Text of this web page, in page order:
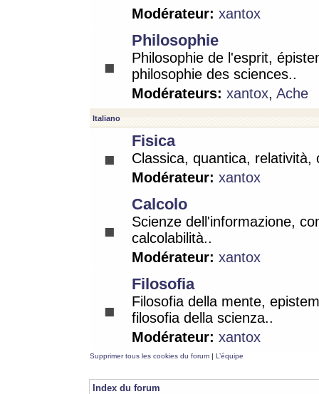
Modérateur: xantox
Philosophie
Philosophie de l'esprit,
philosophie des sciences..
Modérateurs: xantox, Ache
Italiano
Fisica
Classica, quantica, relatività,
Modérateur: xantox
Calcolo
Scienze dell'informazione,
calcolabilità..
Modérateur: xantox
Filosofia
Filosofia della mente,
filosofia della scienza..
Modérateur: xantox
Supprimer tous les cookies du forum | L’équipe
Index du forum